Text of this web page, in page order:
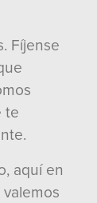
Fíjense
te
aquí en